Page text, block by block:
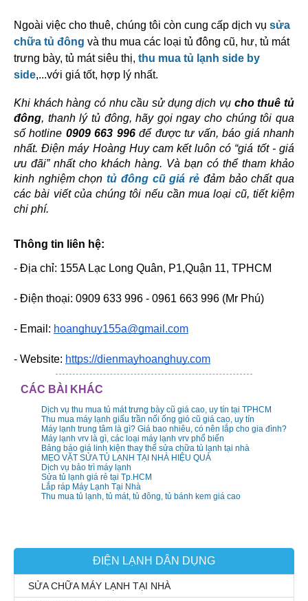
Ngoài việc cho thuê, chúng tôi còn cung cấp dịch vụ sửa
chữa tủ đông và thu mua các loại tủ đông cũ, hư, tủ mát
trưng bày, tủ mát siêu thị, thu mua tủ lạnh side by
side,...với giá tốt, hợp lý nhất.
Khi khách hàng có nhu cầu sử dụng dịch vụ cho thuê tủ
đông, thanh lý tủ đông, hãy gọi ngay cho chúng tôi qua
số hotline 0909 663 996 để được tư vấn, báo giá nhanh
nhất. Điện máy Hoàng Huy cam kết luôn có “giá tốt - giá
ưu đãi” nhất cho khách hàng. Và bạn có thể tham khảo
kinh nghiệm chọn tủ đông cũ giá rẻ đảm bảo chất qua
các bài viết của chúng tôi nếu cần mua loại cũ, tiết kiệm
chi phí.
Thông tin liên hệ:
- Địa chỉ: 155A Lạc Long Quân, P1,Quận 11, TPHCM
- Điện thoại: 0909 633 996 - 0961 663 996 (Mr Phú)
- Email: hoanghuy155a@gmail.com
- Website: https://dienmayhoanghuy.com
CÁC BÀI KHÁC
Dịch vụ thu mua tủ mát trưng bày cũ giá cao, uy tín tại TPHCM
Thu mua máy lạnh giấu trần nối ống gió cũ giá cao, uy tín
Máy lạnh trung tâm là gì? Giá bao nhiêu, có nên lắp cho gia đình?
Máy lạnh vrv là gì, các loại máy lạnh vrv phổ biến
Bảng báo giá linh kiện thay thế sửa chữa tủ lạnh tại nhà
MẸO VẶT SỬA TỦ LẠNH TẠI NHÀ HIỆU QUẢ
Dịch vụ bảo trì máy lạnh
Sửa tủ lạnh giá rẻ tại Tp.HCM
Lắp ráp Máy Lạnh Tại Nhà
Thu mua tủ lạnh, tủ mát, tủ đông, tủ bánh kem giá cao
ĐIỆN LẠNH DÂN DỤNG
SỬA CHỮA MÁY LẠNH TẠI NHÀ